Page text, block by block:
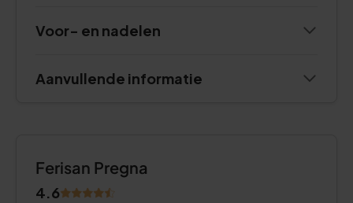
Voor- en nadelen
Aanvullende informatie
Ferisan Pregna
4.6